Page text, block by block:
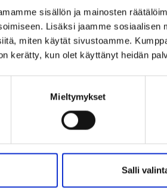
sisällön ja mainosten
Lisäksi jaamme sosiaalisen
miten käytät sivustoamme.
kerätty, kun olet käyttänyt heidän
Mieltymykset
Salli